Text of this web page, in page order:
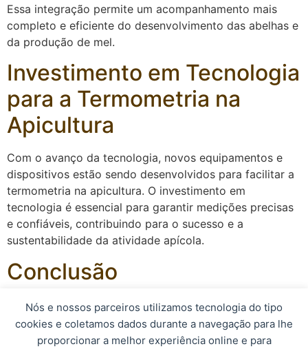
Nós e nossos parceiros utilizamos tecnologia do tipo
cookies e coletamos dados durante a navegação para lhe
proporcionar a melhor experiência online e para
Essa integração permite um acompanhamento mais
completo e eficiente do desenvolvimento das abelhas e
da produção de mel.
Investimento em Tecnologia
para a Termometria na
Apicultura
Com o avanço da tecnologia, novos equipamentos e
dispositivos estão sendo desenvolvidos para facilitar a
termometria na apicultura. O investimento em
tecnologia é essencial para garantir medições precisas
e confiáveis, contribuindo para o sucesso e a
sustentabilidade da atividade apícola.
Conclusão
A termometria na apicultura é uma técnica fundamental
para o monitoramento da temperatura das colmeias e o
bem-estar das abelhas. Com o uso adequado da